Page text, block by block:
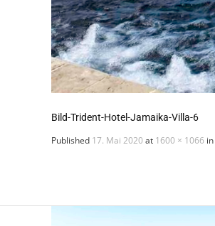
Bild-Trident-Hotel-Jamaika-Villa-6
Published 17. Mai 2020 at 1600 × 1066 in